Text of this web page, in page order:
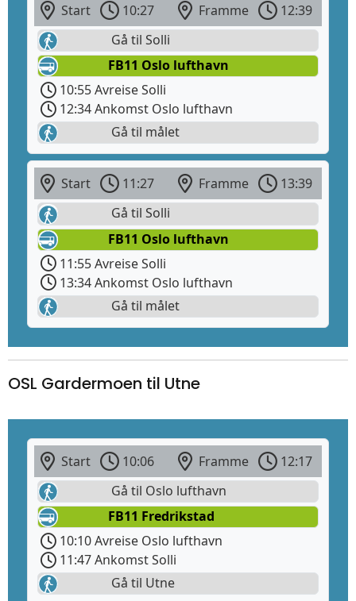
Start 10:27 Framme
12:39
Gå til Solli
FB11 Oslo lufthavn
10:55 Avreise Solli
12:34 Ankomst Oslo lufthavn
Gå til målet
Start 11:27 Framme
13:39
Gå til Solli
FB11 Oslo lufthavn
11:55 Avreise Solli
13:34 Ankomst Oslo lufthavn
Gå til målet
OSL Gardermoen til Utne
Start 10:06 Framme
12:17
Gå til Oslo lufthavn
FB11 Fredrikstad
10:10 Avreise Oslo lufthavn
11:47 Ankomst Solli
Gå til Utne